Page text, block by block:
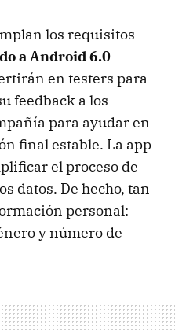
los requisitos
a Android 6.0
en testers para
feedback a los
para ayudar en
final estable. La app
el proceso de
datos. De hecho, tan
personal:
y número de